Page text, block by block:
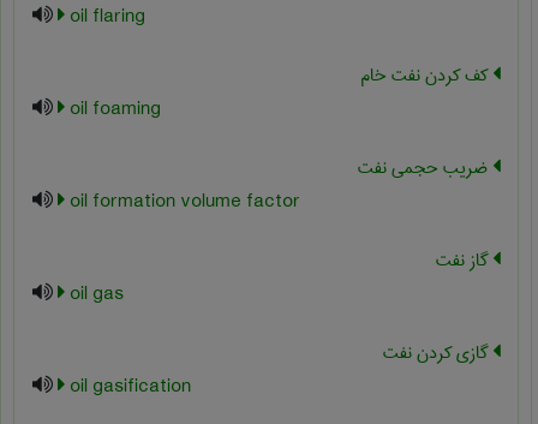
oil flaring
کف کردن نفت خام
oil foaming
ضريب حجمي نفت
oil formation volume factor
گاز نفت
oil gas
گازی کردن نفت
oil gasification